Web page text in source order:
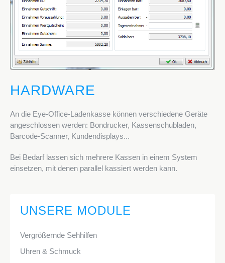
HARDWARE
An die Eye-Office-Ladenkasse können verschiedene Geräte
angeschlossen werden: Bondrucker, Kassenschubladen,
Barcode-Scanner, Kundendisplays...
Bei Bedarf lassen sich mehrere Kassen in einem System
einsetzen, mit denen parallel kassiert werden kann.
UNSERE MODULE
Vergrößernde Sehhilfen
Uhren & Schmuck